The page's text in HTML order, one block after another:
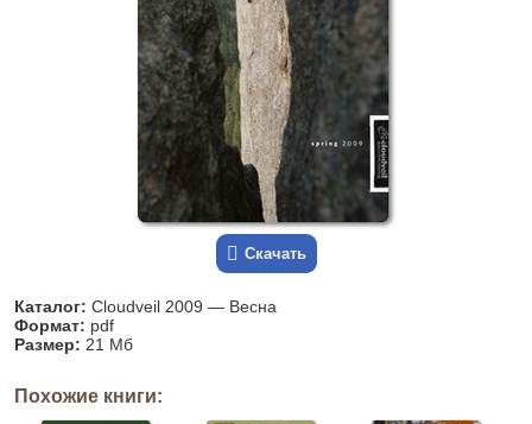
Скачать
Каталог: Cloudveil 2009 — Весна
Формат: pdf
Размер: 21 Мб
Похожие книги: